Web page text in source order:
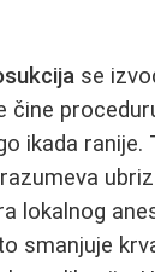
se
čine
ikada ranije.
lokalnog
smanjuje